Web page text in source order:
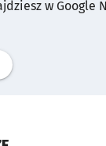
w Google